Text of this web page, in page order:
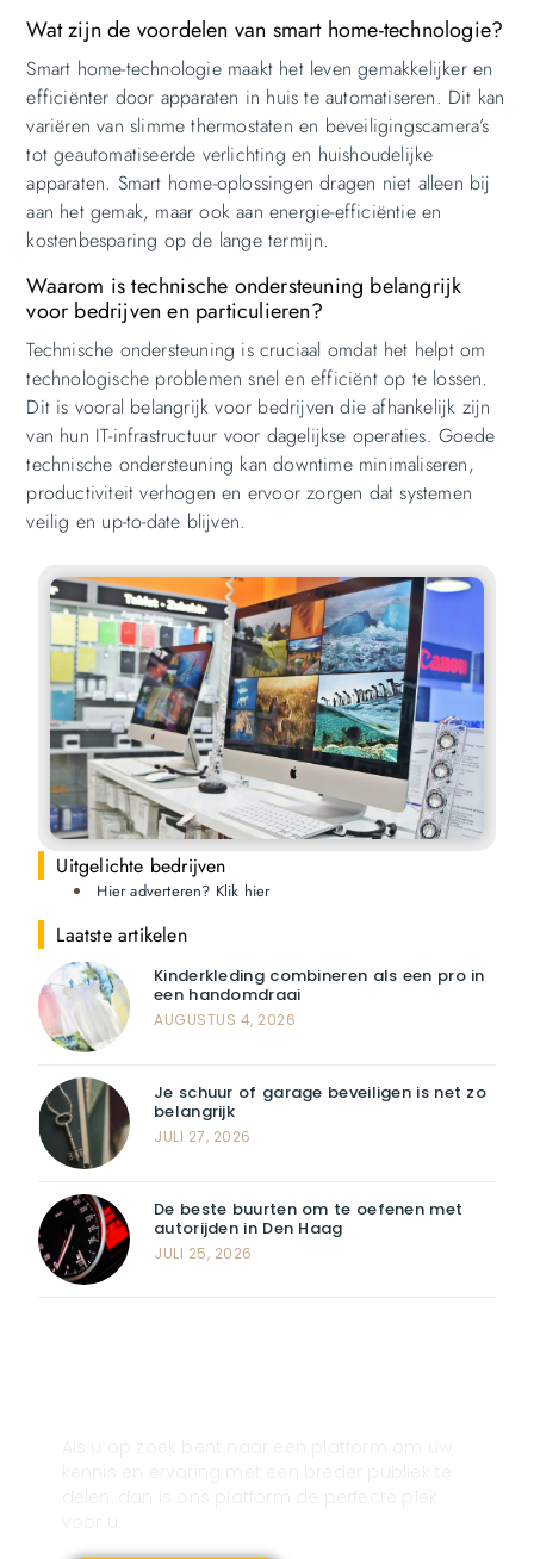
Wat zijn de voordelen van smart home-technologie?
Smart home-technologie maakt het leven gemakkelijker en
efficiënter door apparaten in huis te automatiseren. Dit kan
variëren van slimme thermostaten en beveiligingscamera’s
tot geautomatiseerde verlichting en huishoudelijke
apparaten. Smart home-oplossingen dragen niet alleen bij
aan het gemak, maar ook aan energie-efficiëntie en
kostenbesparing op de lange termijn.
Waarom is technische ondersteuning belangrijk
voor bedrijven en particulieren?
Technische ondersteuning is cruciaal omdat het helpt om
technologische problemen snel en efficiënt op te lossen.
Dit is vooral belangrijk voor bedrijven die afhankelijk zijn
van hun IT-infrastructuur voor dagelijkse operaties. Goede
technische ondersteuning kan downtime minimaliseren,
productiviteit verhogen en ervoor zorgen dat systemen
veilig en up-to-date blijven.
Uitgelichte bedrijven
Hier adverteren? Klik hier
Laatste artikelen
Kinderkleding combineren als een pro in
een handomdraai
AUGUSTUS 4, 2026
Je schuur of garage beveiligen is net zo
belangrijk
JULI 27, 2026
De beste buurten om te oefenen met
autorijden in Den Haag
JULI 25, 2026